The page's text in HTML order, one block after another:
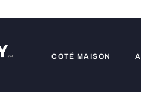
COTÉ MAISON